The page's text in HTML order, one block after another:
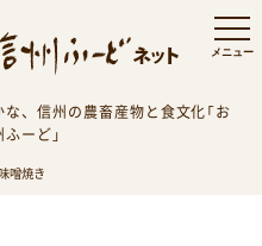
、信州の農畜産物と食文化「お
ーど」
噌焼き